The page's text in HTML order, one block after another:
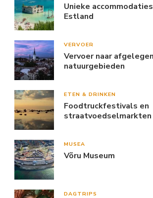
Unieke
Estland
VERVOER
Vervoer naar
natuurgebieden
ETEN & DRINKEN
Foodtruckfestivals en
straatvoedselmarkten
MUSEA
Võru Museum
DAGTRIPS